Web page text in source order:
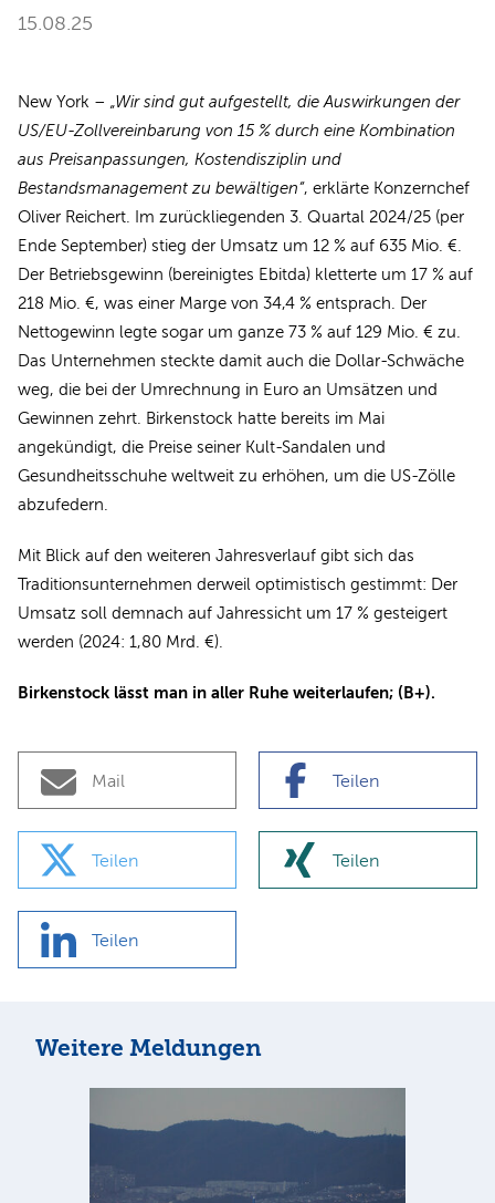
15.08.25
New York – „Wir sind gut aufgestellt, die Auswirkungen der
US/EU-Zollvereinbarung von 15 % durch eine Kombination
aus Preisanpassungen, Kostendisziplin und
Bestandsmanagement zu bewältigen“, erklärte Konzernchef
Oliver Reichert. Im zurückliegenden 3. Quartal 2024/25 (per
Ende September) stieg der Umsatz um 12 % auf 635 Mio. €.
Der Betriebsgewinn (bereinigtes Ebitda) kletterte um 17 % auf
218 Mio. €, was einer Marge von 34,4 % entsprach. Der
Nettogewinn legte sogar um ganze 73 % auf 129 Mio. € zu.
Das Unternehmen steckte damit auch die Dollar-Schwäche
weg, die bei der Umrechnung in Euro an Umsätzen und
Gewinnen zehrt. Birkenstock hatte bereits im Mai
angekündigt, die Preise seiner Kult-Sandalen und
Gesundheitsschuhe weltweit zu erhöhen, um die US-Zölle
abzufedern.
Mit Blick auf den weiteren Jahresverlauf gibt sich das
Traditionsunternehmen derweil optimistisch gestimmt: Der
Umsatz soll demnach auf Jahressicht um 17 % gesteigert
werden (2024: 1,80 Mrd. €).
Birkenstock lässt man in aller Ruhe weiterlaufen; (B+).
Mail Teilen
Teilen Teilen
Teilen
Weitere Meldungen